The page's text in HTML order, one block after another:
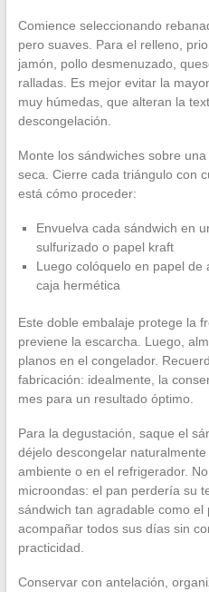
Comience seleccionando
pero suaves. Para el relleno,
jamón, pollo desmenuzado,
ralladas. Es mejor evitar la
muy húmedas, que alteran la
descongelación.
Monte los sándwiches sobre
seca. Cierre cada triángulo con
está cómo proceder:
Envuelva cada sándwich en
sulfurizado o papel kraft
Luego colóquelo en papel de
caja hermética
Este doble embalaje protege la
previene la escarcha. Luego,
planos en el congelador.
fabricación: idealmente, la
mes para un resultado óptimo.
Para la degustación, saque el
déjelo descongelar
ambiente o en el refrigerador.
microondas: el pan perdería su
sándwich tan agradable como el
acompañar todos sus días sin
practicidad.
Conservar con antelación,